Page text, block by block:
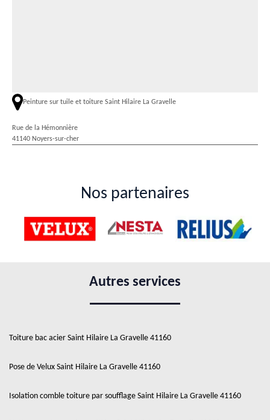
Peinture sur tuile et toiture Saint Hilaire La Gravelle
Rue de la Hémonnière
41140 Noyers-sur-cher
Nos partenaires
Autres services
Toiture bac acier Saint Hilaire La Gravelle 41160
Pose de Velux Saint Hilaire La Gravelle 41160
Isolation comble toiture par soufflage Saint Hilaire La Gravelle 41160